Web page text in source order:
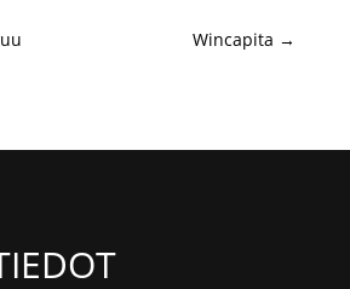
Wincapita →